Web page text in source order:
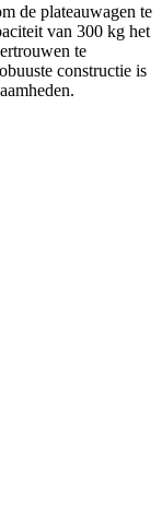
de plateauwagen te
van 300 kg het
te
constructie is